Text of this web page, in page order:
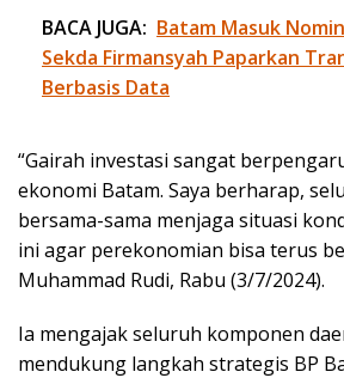
BACA JUGA: Batam Masuk
Sekda Firmansyah Paparkan
Berbasis Data
“Gairah investasi sangat
ekonomi Batam. Saya berharap,
bersama-sama menjaga situasi
ini agar perekonomian bisa terus
Muhammad Rudi, Rabu (3/7/2024).
Ia mengajak seluruh komponen
mendukung langkah strategis BP